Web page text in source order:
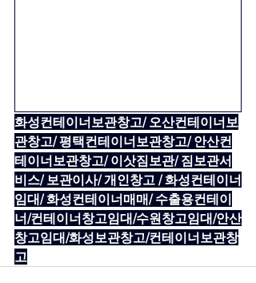
화성컨테이너보관창고/ 오산컨테이너보
관창고/ 평택컨테이너보관창고/ 안산컨
테이너보관창고/ 이삿짐보관/ 짐보관서
비스/ 보관이사/ 개인창고 / 화성컨테이너
임대/ 화성컨테이너매매/ 수출용컨테이
너/컨테이너창고임대/수원창고임대/안산
창고임대/화성보관창고/컨테이너보관창
고